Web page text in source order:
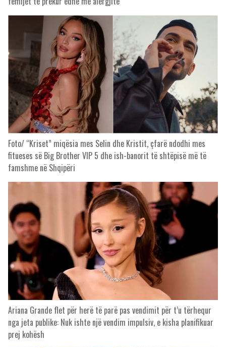
Foto/ “Kriset” miqësia mes Selin dhe Kristit, çfarë ndodhi mes
fitueses së Big Brother VIP 5 dhe ish-banorit të shtëpisë më të
famshme në Shqipëri
Ariana Grande flet për herë të parë pas vendimit për t’u tërhequr
nga jeta publike: Nuk ishte një vendim impulsiv, e kisha planifikuar
prej kohësh